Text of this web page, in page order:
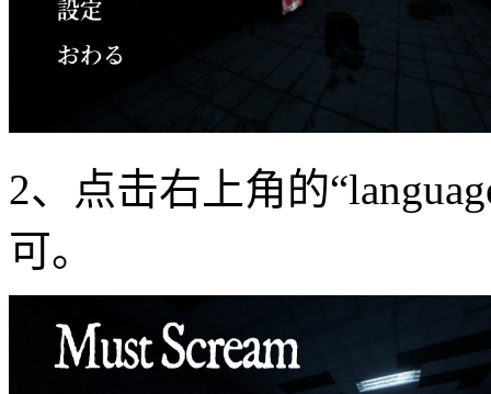
2、点击右上角的
可。